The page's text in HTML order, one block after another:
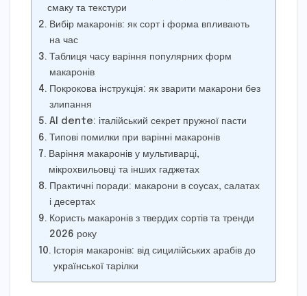
смаку та текстури
Вибір макаронів: як сорт і форма впливають
на час
Таблиця часу варіння популярних форм
макаронів
Покрокова інструкція: як зварити макарони без
злипання
Al dente: італійський секрет пружної пасти
Типові помилки при варінні макаронів
Варіння макаронів у мультиварці,
мікрохвильовці та інших гаджетах
Практичні поради: макарони в соусах, салатах
і десертах
Користь макаронів з твердих сортів та тренди
2026 року
Історія макаронів: від сицилійських арабів до
української тарілки